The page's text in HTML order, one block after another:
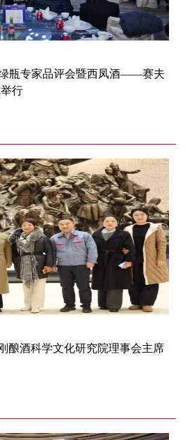
瓶专家品评会暨西凤酒——赛夫
行
酿酒科学文化研究院理事会主席